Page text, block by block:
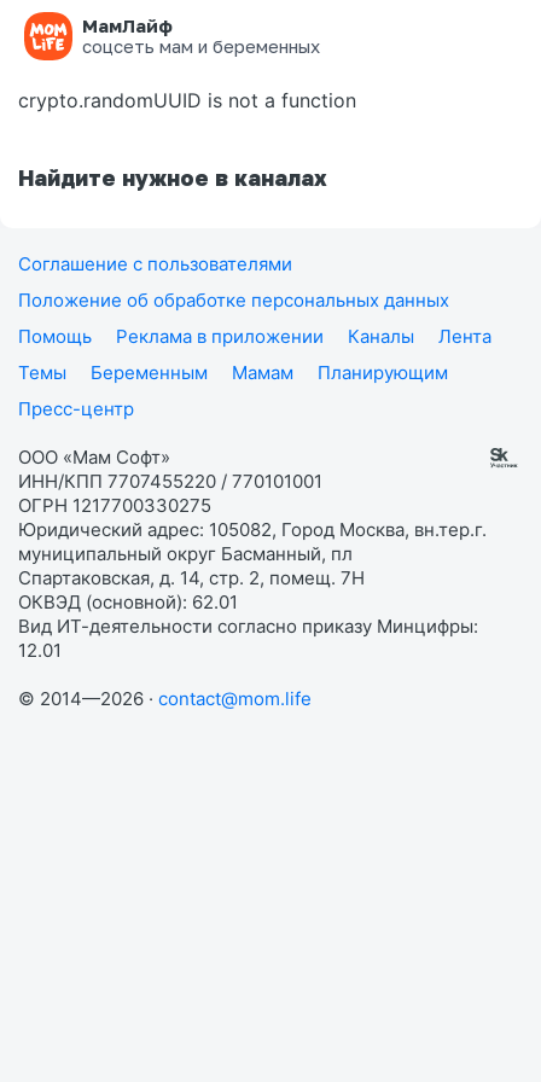
МамЛайф
соцсеть мам и беременных
Ошибка на странице
crypto.randomUUID is not a function
Найдите нужное в каналах
Соглашение с пользователями
Положение об обработке персональных данных
Помощь
Реклама в приложении Каналы
Лента
Темы
Беременным Мамам
Планирующим
Пресс-центр
ООО «Мам Софт»
ИНН/КПП 7707455220 / 770101001
ОГРН 1217700330275
Юридический адрес: 105082, Город Москва, вн.тер.г.
муниципальный округ Басманный, пл
Спартаковская, д. 14, стр. 2, помещ. 7Н
ОКВЭД (основной): 62.01
Вид ИТ-деятельности согласно приказу Минцифры:
12.01
© 2014—2026 · contact@mom.life